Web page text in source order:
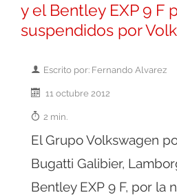
y el Bentley EXP 9 F
suspendidos por
Escrito por: Fernando Alvarez
11 octubre 2012
2 min.
El Grupo Volkswagen
Bugatti Galibier,
Bentley EXP 9 F, por la